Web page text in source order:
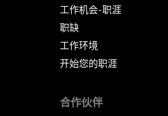
工作机会-职涯
职缺
工作环境
开始您的职涯
合作伙伴